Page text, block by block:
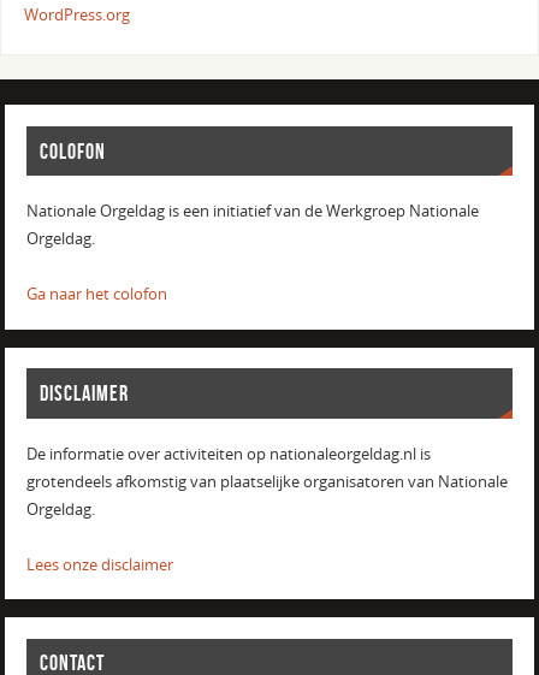
WordPress.org
COLOFON
Nationale Orgeldag is een initiatief van de Werkgroep Nationale
Orgeldag.
Ga naar het colofon
DISCLAIMER
De informatie over activiteiten op nationaleorgeldag.nl is
grotendeels afkomstig van plaatselijke organisatoren van Nationale
Orgeldag.
Lees onze disclaimer
CONTACT